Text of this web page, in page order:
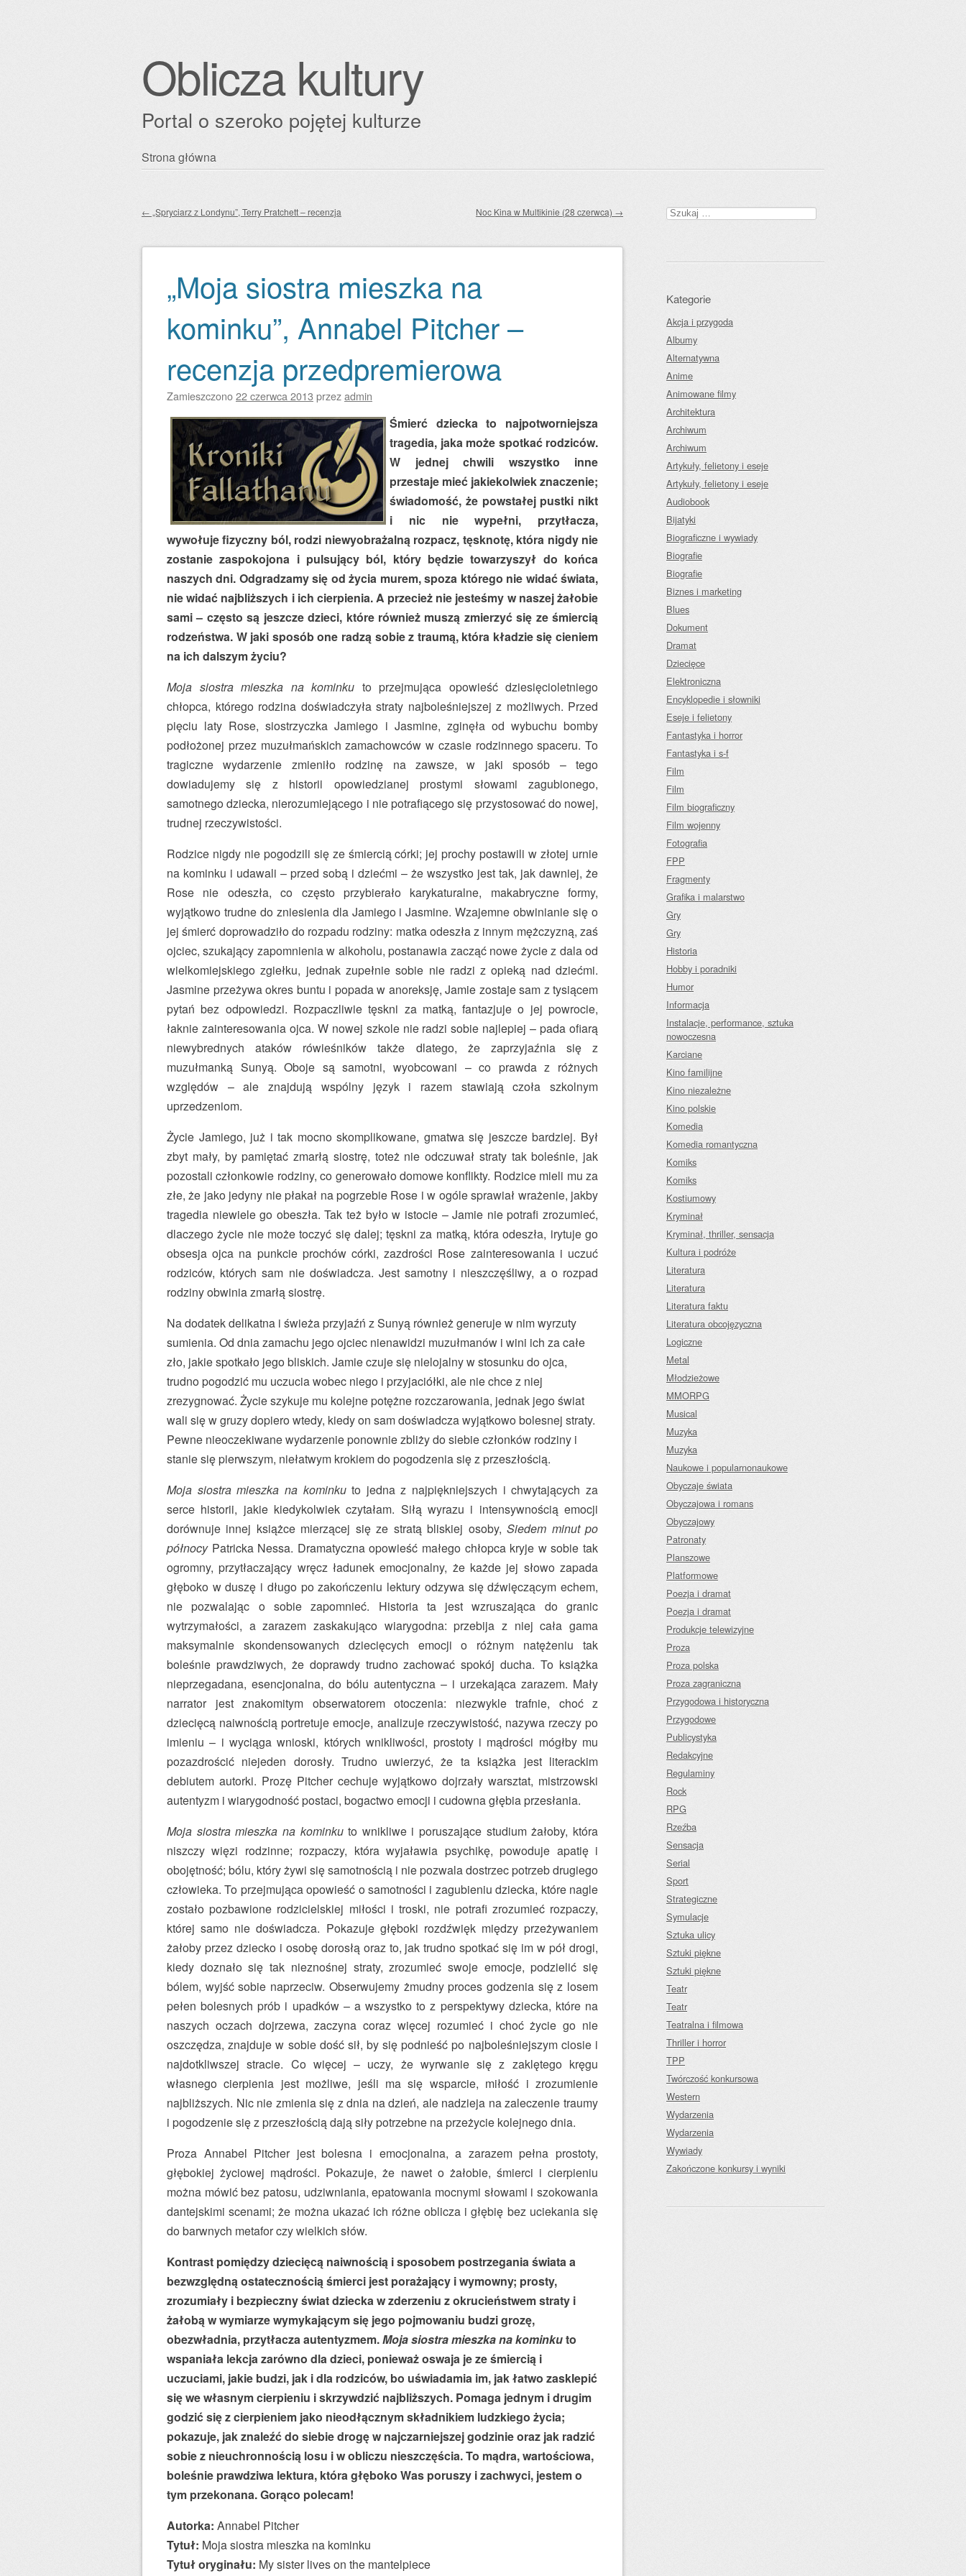
Oblicza kultury
Portal o szeroko pojętej kulturze
Przejdź
Strona główna
Zobacz wpisy
← „Spryciarz z Londynu”, Terry Pratchett – recenzja Noc Kina w Multikinie (28 czerwca) →
„Moja siostra mieszka na
kominku”, Annabel Pitcher –
recenzja przedpremierowa
Zamieszczono22 czerwca 2013 przezadmin
Śmierć dziecka to najpotworniejsza
tragedia, jaka może spotkać rodziców.
W jednej chwili wszystko inne
przestaje mieć jakiekolwiek znaczenie;
świadomość, że powstałej pustki nikt
i nic nie wypełni, przytłacza,
wywołuje fizyczny ból, rodzi niewyobrażalną rozpacz, tęsknotę, która nigdy nie
zostanie zaspokojona i pulsujący ból, który będzie towarzyszył do końca
naszych dni. Odgradzamy się od życia murem, spoza którego nie widać świata,
nie widać najbliższych i ich cierpienia. A przecież nie jesteśmy w naszej żałobie
sami – często są jeszcze dzieci, które również muszą zmierzyć się ze śmiercią
rodzeństwa. W jaki sposób one radzą sobie z traumą, która kładzie się cieniem
na ich dalszym życiu?
Moja siostra mieszka na kominku to przejmująca opowieść dziesięcioletniego
chłopca, którego rodzina doświadczyła straty najboleśniejszej z możliwych. Przed
pięciu laty Rose, siostrzyczka Jamiego i Jasmine, zginęła od wybuchu bomby
podłożonej przez muzułmańskich zamachowców w czasie rodzinnego spaceru. To
tragiczne wydarzenie zmieniło rodzinę na zawsze, w jaki sposób – tego
dowiadujemy się z historii opowiedzianej prostymi słowami zagubionego,
samotnego dziecka, nierozumiejącego i nie potrafiącego się przystosować do nowej,
trudnej rzeczywistości.
Rodzice nigdy nie pogodzili się ze śmiercią córki; jej prochy postawili w złotej urnie
na kominku i udawali – przed sobą i dziećmi – że wszystko jest tak, jak dawniej, że
Rose nie odeszła, co często przybierało karykaturalne, makabryczne formy,
wyjątkowo trudne do zniesienia dla Jamiego i Jasmine. Wzajemne obwinianie się o
jej śmierć doprowadziło do rozpadu rodziny: matka odeszła z innym mężczyzną, zaś
ojciec, szukający zapomnienia w alkoholu, postanawia zacząć nowe życie z dala od
wielkomiejskiego zgiełku, jednak zupełnie sobie nie radzi z opieką nad dziećmi.
Jasmine przeżywa okres buntu i popada w anoreksję, Jamie zostaje sam z tysiącem
pytań bez odpowiedzi. Rozpaczliwie tęskni za matką, fantazjuje o jej powrocie,
łaknie zainteresowania ojca. W nowej szkole nie radzi sobie najlepiej – pada ofiarą
niewybrednych ataków rówieśników także dlatego, że zaprzyjaźnia się z
muzułmanką Sunyą. Oboje są samotni, wyobcowani – co prawda z różnych
względów – ale znajdują wspólny język i razem stawiają czoła szkolnym
uprzedzeniom.
Życie Jamiego, już i tak mocno skomplikowane, gmatwa się jeszcze bardziej. Był
zbyt mały, by pamiętać zmarłą siostrę, toteż nie odczuwał straty tak boleśnie, jak
pozostali członkowie rodziny, co generowało domowe konflikty. Rodzice mieli mu za
złe, że jako jedyny nie płakał na pogrzebie Rose i w ogóle sprawiał wrażenie, jakby
tragedia niewiele go obeszła. Tak też było w istocie – Jamie nie potrafi zrozumieć,
dlaczego życie nie może toczyć się dalej; tęskni za matką, która odeszła, irytuje go
obsesja ojca na punkcie prochów córki, zazdrości Rose zainteresowania i uczuć
rodziców, których sam nie doświadcza. Jest samotny i nieszczęśliwy, a o rozpad
rodziny obwinia zmarłą siostrę.
Na dodatek delikatna i świeża przyjaźń z Sunyą również generuje w nim wyrzuty
sumienia. Od dnia zamachu jego ojciec nienawidzi muzułmanów i wini ich za całe
zło, jakie spotkało jego bliskich. Jamie czuje się nielojalny w stosunku do ojca,
trudno pogodzić mu uczucia wobec niego i przyjaciółki, ale nie chce z niej
zrezygnować. Życie szykuje mu kolejne potężne rozczarowania, jednak jego świat
wali się w gruzy dopiero wtedy, kiedy on sam doświadcza wyjątkowo bolesnej straty.
Pewne nieoczekiwane wydarzenie ponownie zbliży do siebie członków rodziny i
stanie się pierwszym, niełatwym krokiem do pogodzenia się z przeszłością.
Moja siostra mieszka na kominkuto jedna z najpiękniejszych i chwytających za
serce historii, jakie kiedykolwiek czytałam. Siłą wyrazu i intensywnością emocji
dorównuje innej książce mierzącej się ze stratą bliskiej osoby,Siedem minut po
północyPatricka Nessa. Dramatyczna opowieść małego chłopca kryje w sobie tak
ogromny, przytłaczający wręcz ładunek emocjonalny, że każde jej słowo zapada
głęboko w duszę i długo po zakończeniu lektury odzywa się dźwięczącym echem,
nie pozwalając o sobie zapomnieć. Historia ta jest wzruszająca do granic
wytrzymałości, a zarazem zaskakująco wiarygodna: przebija z niej cała gama
maksymalnie skondensowanych dziecięcych emocji o różnym natężeniu tak
boleśnie prawdziwych, że doprawdy trudno zachować spokój ducha. To książka
nieprzegadana, esencjonalna, do bólu autentyczna – i urzekająca zarazem. Mały
narrator jest znakomitym obserwatorem otoczenia: niezwykle trafnie, choć z
dziecięcą naiwnością portretuje emocje, analizuje rzeczywistość, nazywa rzeczy po
imieniu – i wyciąga wnioski, których wnikliwości, prostoty i mądrości mógłby mu
pozazdrościć niejeden dorosły. Trudno uwierzyć, że ta książka jest literackim
debiutem autorki. Prozę Pitcher cechuje wyjątkowo dojrzały warsztat, mistrzowski
autentyzm i wiarygodność postaci, bogactwo emocji i cudowna głębia przesłania.
Moja siostra mieszka na kominkuto wnikliwe i poruszające studium żałoby, która
niszczy więzi rodzinne; rozpaczy, która wyjaławia psychikę, powoduje apatię i
obojętność; bólu, który żywi się samotnością i nie pozwala dostrzec potrzeb drugiego
człowieka. To przejmująca opowieść o samotności i zagubieniu dziecka, które nagle
zostało pozbawione rodzicielskiej miłości i troski, nie potrafi zrozumieć rozpaczy,
której samo nie doświadcza. Pokazuje głęboki rozdźwięk między przeżywaniem
żałoby przez dziecko i osobę dorosłą oraz to, jak trudno spotkać się im w pół drogi,
kiedy doznało się tak nieznośnej straty, zrozumieć swoje emocje, podzielić się
bólem, wyjść sobie naprzeciw. Obserwujemy żmudny proces godzenia się z losem
pełen bolesnych prób i upadków – a wszystko to z perspektywy dziecka, które na
naszych oczach dojrzewa, zaczyna coraz więcej rozumieć i choć życie go nie
oszczędza, znajduje w sobie dość sił, by się podnieść po najboleśniejszym ciosie i
najdotkliwszej stracie. Co więcej – uczy, że wyrwanie się z zaklętego kręgu
własnego cierpienia jest możliwe, jeśli ma się wsparcie, miłość i zrozumienie
najbliższych. Nic nie zmienia się z dnia na dzień, ale nadzieja na zaleczenie traumy
i pogodzenie się z przeszłością dają siły potrzebne na przeżycie kolejnego dnia.
Proza Annabel Pitcher jest bolesna i emocjonalna, a zarazem pełna prostoty,
głębokiej życiowej mądrości. Pokazuje, że nawet o żałobie, śmierci i cierpieniu
można mówić bez patosu, udziwniania, epatowania mocnymi słowami i szokowania
dantejskimi scenami; że można ukazać ich różne oblicza i głębię bez uciekania się
do barwnych metafor czy wielkich słów.
Kontrast pomiędzy dziecięcą naiwnością i sposobem postrzegania świata a
bezwzględną ostatecznością śmierci jest porażający i wymowny; prosty,
zrozumiały i bezpieczny świat dziecka w zderzeniu z okrucieństwem straty i
żałobą w wymiarze wymykającym się jego pojmowaniu budzi grozę,
obezwładnia, przytłacza autentyzmem.Moja siostramieszka na kominkuto
wspaniała lekcja zarówno dla dzieci, ponieważ oswaja je ze śmiercią i
uczuciami, jakie budzi, jak i dla rodziców, bo uświadamia im, jak łatwo zasklepić
się we własnym cierpieniu i skrzywdzić najbliższych. Pomaga jednym i drugim
godzić się z cierpieniem jako nieodłącznym składnikiem ludzkiego życia;
pokazuje, jak znaleźć do siebie drogę w najczarniejszej godzinie oraz jak radzić
sobie z nieuchronnością losu i w obliczu nieszczęścia. To mądra, wartościowa,
boleśnie prawdziwa lektura, która głęboko Was poruszy i zachwyci, jestem o
tym przekonana. Gorąco polecam!
Autorka: Annabel Pitcher
Tytuł: Moja siostra mieszka na kominku
Tytuł oryginału: My sister lives on the mantelpiece
Szukaj:
Kategorie
Akcja i przygoda
Albumy
Alternatywna
Anime
Animowane filmy
Architektura
Archiwum
Archiwum
Artykuły, felietony i eseje
Artykuły, felietony i eseje
Audiobook
Bijatyki
Biograficzne i wywiady
Biografie
Biografie
Biznes i marketing
Blues
Dokument
Dramat
Dziecięce
Elektroniczna
Encyklopedie i słowniki
Eseje i felietony
Fantastyka i horror
Fantastyka i s-f
Film
Film
Film biograficzny
Film wojenny
Fotografia
FPP
Fragmenty
Grafika i malarstwo
Gry
Gry
Historia
Hobby i poradniki
Humor
Informacja
Instalacje, performance, sztuka
nowoczesna
Karciane
Kino familijne
Kino niezależne
Kino polskie
Komedia
Komedia romantyczna
Komiks
Komiks
Kostiumowy
Kryminał
Kryminał, thriller, sensacja
Kultura i podróże
Literatura
Literatura
Literatura faktu
Literatura obcojęzyczna
Logiczne
Metal
Młodzieżowe
MMORPG
Musical
Muzyka
Muzyka
Naukowe i popularnonaukowe
Obyczaje świata
Obyczajowa i romans
Obyczajowy
Patronaty
Planszowe
Platformowe
Poezja i dramat
Poezja i dramat
Produkcje telewizyjne
Proza
Proza polska
Proza zagraniczna
Przygodowa i historyczna
Przygodowe
Publicystyka
Redakcyjne
Regulaminy
Rock
RPG
Rzeźba
Sensacja
Serial
Sport
Strategiczne
Symulacje
Sztuka ulicy
Sztuki piękne
Sztuki piękne
Teatr
Teatr
Teatralna i filmowa
Thriller i horror
TPP
Twórczość konkursowa
Western
Wydarzenia
Wydarzenia
Wywiady
Zakończone konkursy i wyniki